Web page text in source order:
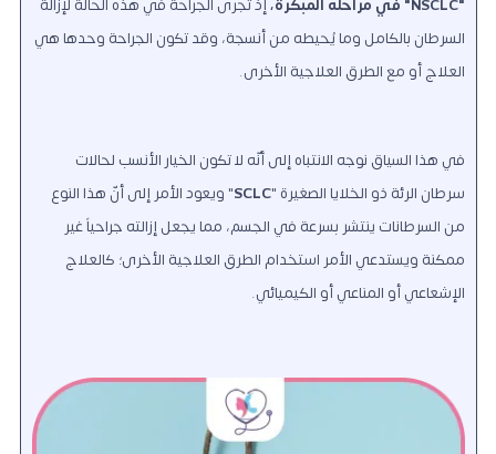
السرطان بالكامل وما يُحيطه من أنسجة، وقد تكون الجراحة وحدها هي
العلاج أو مع الطرق العلاجية الأخرى.
في هذا السياق نوجه الانتباه إلى أنّه لا تكون الخيار الأنسب لحالات
سرطان الرئة ذو الخلايا الصغيرة "SCLC" ويعود الأمر إلى أنّ هذا النوع
من السرطانات ينتشر بسرعة في الجسم، مما يجعل إزالته جراحياً غير
ممكنة ويستدعي الأمر استخدام الطرق العلاجية الأخرى؛ كالعلاج
الإشعاعي أو المناعي أو الكيميائي.